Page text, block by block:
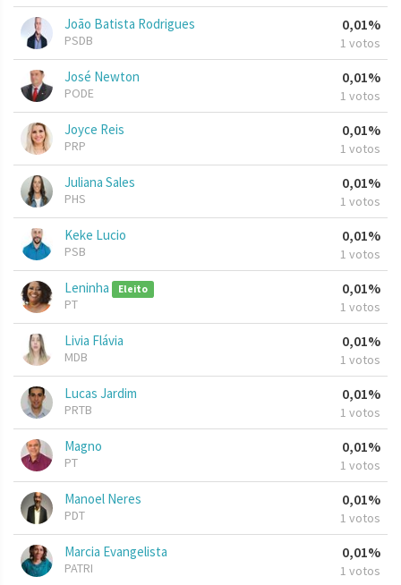
João Batista Rodrigues
PSDB
0,01%
1 votos
José Newton
PODE
0,01%
1 votos
Joyce Reis
PRP
0,01%
1 votos
Juliana Sales
PHS
0,01%
1 votos
Keke Lucio
PSB
0,01%
1 votos
Leninha Eleito
PT
0,01%
1 votos
Livia Flávia
MDB
0,01%
1 votos
Lucas Jardim
PRTB
0,01%
1 votos
Magno
PT
0,01%
1 votos
Manoel Neres
PDT
0,01%
1 votos
Marcia Evangelista
PATRI
0,01%
1 votos